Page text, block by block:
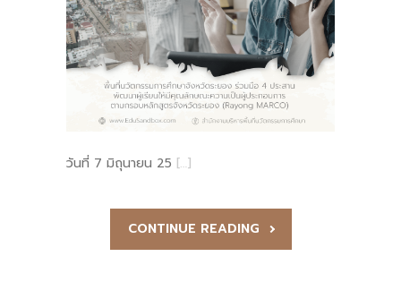
วันที่ 7 มิถุนายน 25 […]
CONTINUE READING